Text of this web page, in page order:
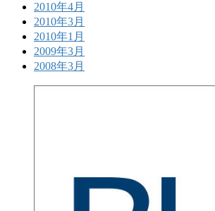
2010年4月
2010年3月
2010年1月
2009年3月
2008年3月